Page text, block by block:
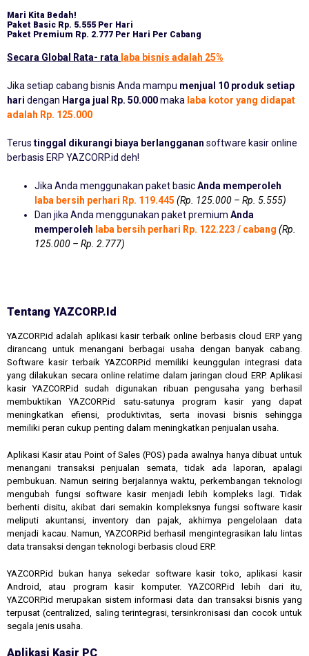
Mari Kita Bedah!
Paket Basic Rp. 5.555 Per Hari
Paket Premium Rp. 2.777 Per Hari Per Cabang
Secara Global Rata- rata laba bisnis adalah 25%
Jika setiap cabang bisnis Anda mampu menjual 10 produk setiap
hari dengan Harga jual Rp. 50.000maka laba kotor yang didapat
adalah Rp. 125.000
Terus tinggal dikurangi biaya berlangganan software kasir online
berbasis ERP YAZCORP.id deh!
Jika Anda menggunakan paket basicAnda memperoleh
laba bersih perhari Rp. 119.445 (Rp. 125.000 – Rp. 5.555)
Dan jika Anda menggunakan paket premium Anda
memperoleh laba bersih perhari Rp. 122.223 / cabang (Rp.
125.000 – Rp. 2.777)
Tentang YAZCORP.id
YAZCORP.id adalah aplikasi kasir terbaik online berbasis cloud ERP yang
dirancang untuk menangani berbagai usaha dengan banyak cabang.
Software kasir terbaik YAZCORP.id memiliki keunggulan integrasi data
yang dilakukan secara online relatime dalam jaringan cloud ERP. Aplikasi
kasir YAZCORP.id sudah digunakan ribuan pengusaha yang berhasil
membuktikan YAZCORP.id satu-satunya program kasir yang dapat
meningkatkan efiensi, produktivitas, serta inovasi bisnis sehingga
memiliki peran cukup penting dalam meningkatkan penjualan usaha.
Aplikasi Kasir atau Point of Sales (POS) pada awalnya hanya dibuat untuk
menangani transaksi penjualan semata, tidak ada laporan, apalagi
pembukuan. Namun seiring berjalannya waktu, perkembangan teknologi
mengubah fungsi software kasir menjadi lebih kompleks lagi. Tidak
berhenti disitu, akibat dari semakin kompleksnya fungsi software kasir
meliputi akuntansi, inventory dan pajak, akhirnya pengelolaan data
menjadi kacau. Namun, YAZCORP.id berhasil mengintegrasikan lalu lintas
data transaksi dengan teknologi berbasis cloud ERP.
YAZCORP.id bukan hanya sekedar software kasir toko, aplikasi kasir
Android, atau program kasir komputer. YAZCORP.id lebih dari itu,
YAZCORP.id merupakan sistem informasi data dan transaksi bisnis yang
terpusat (centralized, saling terintegrasi, tersinkronisasi dan cocok untuk
segala jenis usaha.
Aplikasi Kasir PC